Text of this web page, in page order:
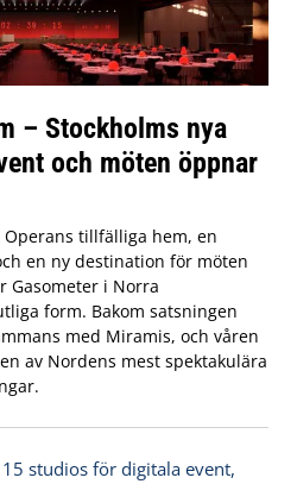
– Stockholms nya
och möten öppnar
Operans tillfälliga hem, en
en ny destination för möten
Gasometer i Norra
form. Bakom satsningen
med Miramis, och våren
av Nordens mest spektakulära